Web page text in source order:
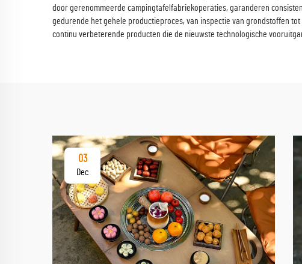
door gerenommeerde campingtafelfabriekoperaties, garanderen
gedurende het gehele productieproces, van inspectie van grondstoffen
continu verbeterende producten die de nieuwste technologische
03
Dec